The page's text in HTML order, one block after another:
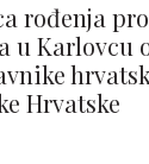
rođenja
u Karlovcu
Hrvatske